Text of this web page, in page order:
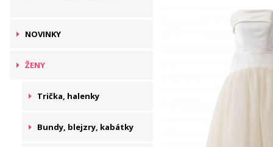
NOVINKY
ŽENY
Trička, halenky
Bundy, blejzry, kabátky